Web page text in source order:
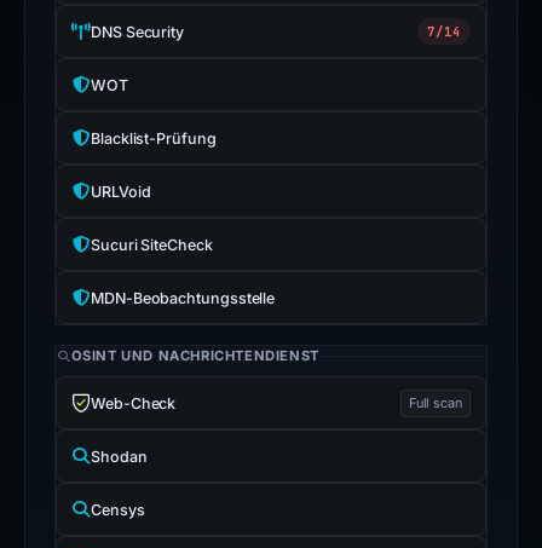
DNS Security 7/14
WOT
Blacklist-Prüfung
URLVoid
Sucuri SiteCheck
MDN-Beobachtungsstelle
OSINT UND NACHRICHTENDIENST
Web-Check Full scan
Shodan
Censys